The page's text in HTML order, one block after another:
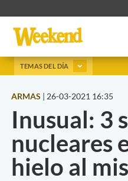
TEMAS DEL DÍA
ARMAS | 26-03-2021 16:35
Inusual: 3
nucleares
hielo al